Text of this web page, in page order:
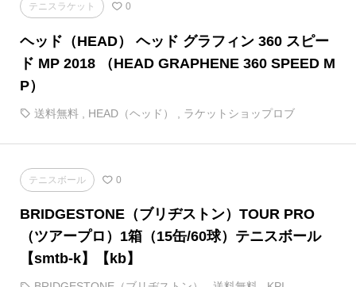
テニスラケット 0
ヘッド（HEAD） ヘッド グラフィン 360 スピー
ド MP 2018 （HEAD GRAPHENE 360 SPEED M
P）
送料無料 HEAD（ヘッド） ラケットショップロブ
テニスボール 0
BRIDGESTONE（ブリヂストン）TOUR PRO
（ツアープロ）1箱（15缶/60球）テニスボール
【smtb-k】【kb】